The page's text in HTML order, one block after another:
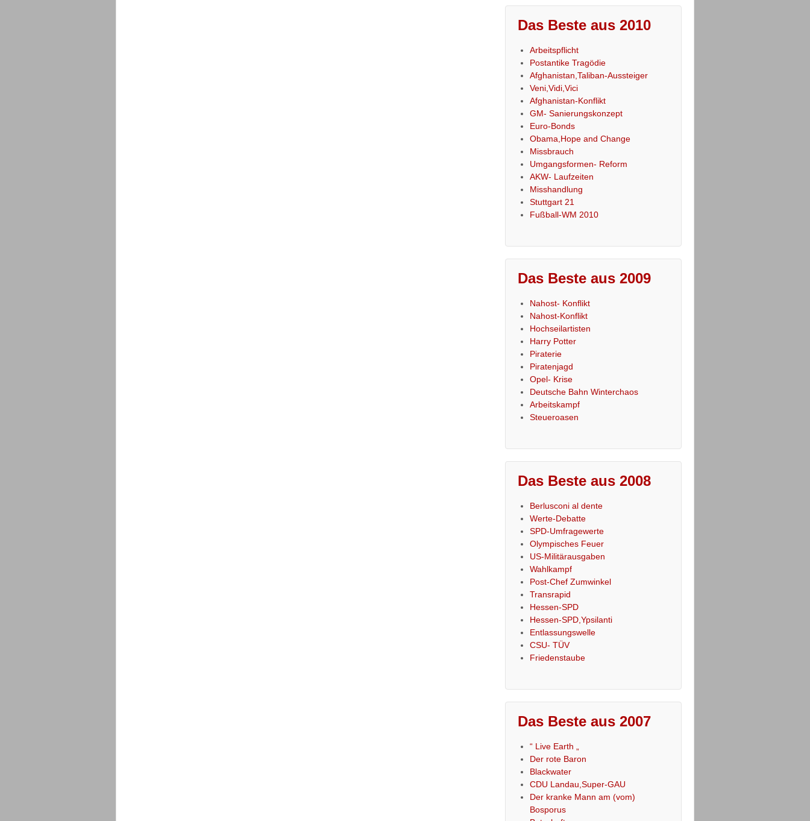
Das Beste aus 2010
Arbeitspflicht
Postantike Tragödie
Afghanistan,Taliban-Aussteiger
Veni,Vidi,Vici
Afghanistan-Konflikt
GM- Sanierungskonzept
Euro-Bonds
Obama,Hope and Change
Missbrauch
Umgangsformen- Reform
AKW- Laufzeiten
Misshandlung
Stuttgart 21
Fußball-WM 2010
Das Beste aus 2009
Nahost- Konflikt
Nahost-Konflikt
Hochseilartisten
Harry Potter
Piraterie
Piratenjagd
Opel- Krise
Deutsche Bahn Winterchaos
Arbeitskampf
Steueroasen
Das Beste aus 2008
Berlusconi al dente
Werte-Debatte
SPD-Umfragewerte
Olympisches Feuer
US-Militärausgaben
Wahlkampf
Post-Chef Zumwinkel
Transrapid
Hessen-SPD
Hessen-SPD,Ypsilanti
Entlassungswelle
CSU- TÜV
Friedenstaube
Das Beste aus 2007
“ Live Earth „
Der rote Baron
Blackwater
CDU Landau,Super-GAU
Der kranke Mann am (vom)
Bosporus